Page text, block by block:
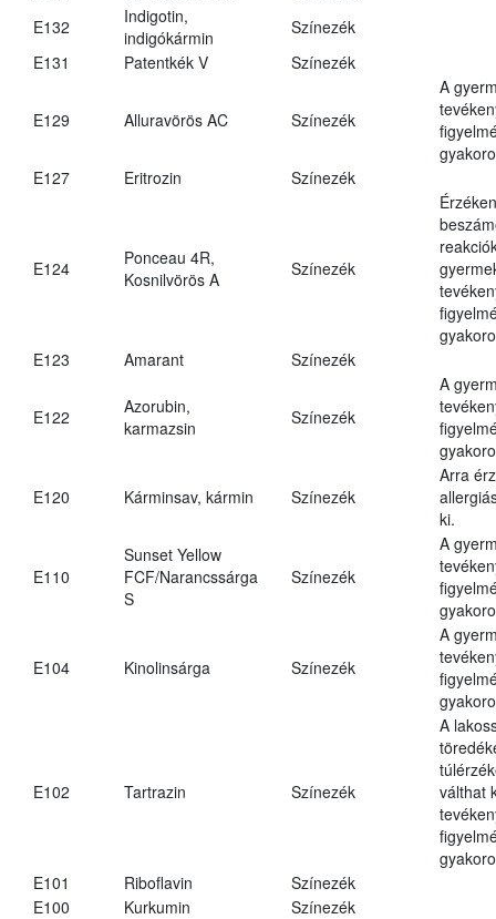
E132
Indigotin,
indigókármin
Színezék
E131
Patentkék V Színezék
E129 Alluravörös AC Színezék
A
E127
Eritrozin Színezék
E124
Ponceau 4R,
Kosnilvörös A
Színezék
E123
Amarant Színezék
E122
Azorubin,
karmazsin
Színezék
A
E120 Kárminsav, kármin Színezék
Arra
ki.
E110
Sunset Yellow
FCF/Narancssárga
S
Színezék
A
E104 Kinolinsárga Színezék
A
E102 Tartrazin Színezék
A
válthat
E101
Riboflavin
Színezék
E100
Kurkumin Színezék